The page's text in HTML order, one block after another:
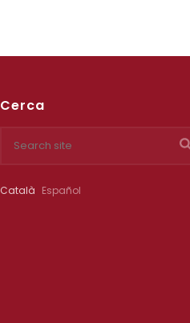
Cerca
Català Español